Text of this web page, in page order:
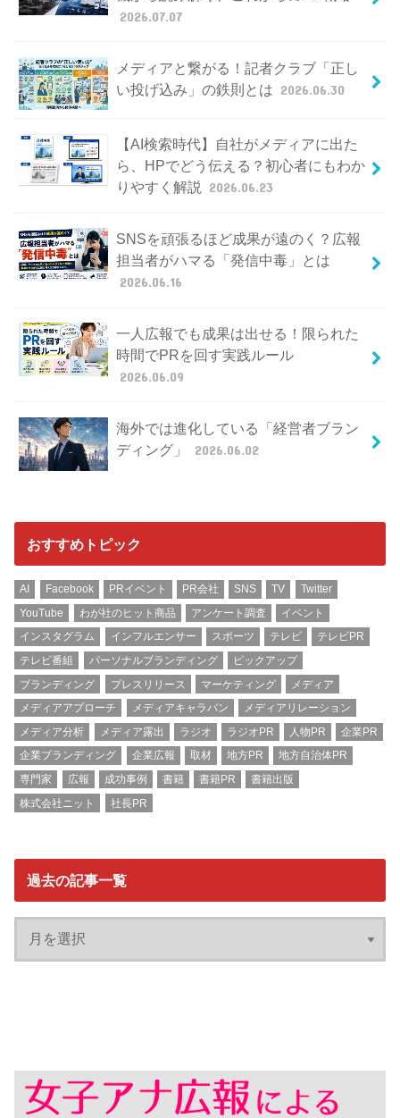
2026.07.07
メディアと繋がる！記者クラブ「正し
い投げ込み」の鉄則とは 2026.06.30
【AI検索時代】自社がメディアに出た
ら、HPでどう伝える？初心者にもわか
りやすく解説
2026.06.23
SNSを頑張るほど成果が遠のく？広報
担当者がハマる「発信中毒」とは
2026.06.16
一人広報でも成果は出せる！限られた
時間でPRを回す実践ルール
2026.06.09
海外では進化している「経営者ブラン
ディング」
2026.06.02
おすすめトピック
AI Facebook PRイベント PR会社 SNS TV
Twitter
YouTube
わが社のヒット商品 アンケート調査
イベント
インスタグラム
インフルエンサー スポーツ テレビ
テレビPR
テレビ番組
パーソナルブランディング
ピックアップ
ブランディング
プレスリリース マーケティング
メディア
メディアアプローチ
メディアキャラバン
メディアリレーション
メディア分析
メディア露出 ラジオ ラジオPR 人物PR
企業PR
企業ブランディング
企業広報 取材 地方PR
地方自治体PR
専門家
広報 成功事例 書籍 書籍PR
書籍出版
株式会社ニット
社長PR
過去の記事一覧